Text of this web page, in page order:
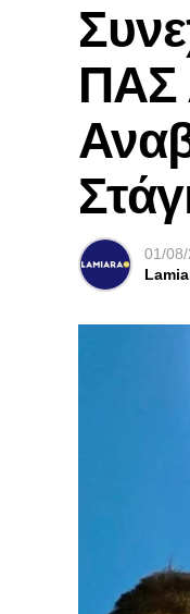
ΠΑΣ
01/